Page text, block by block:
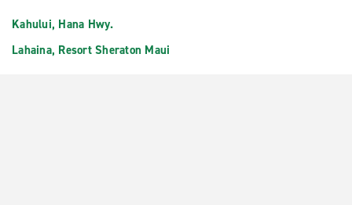
Kahului, Hana Hwy.
Lahaina, Resort Sheraton Maui